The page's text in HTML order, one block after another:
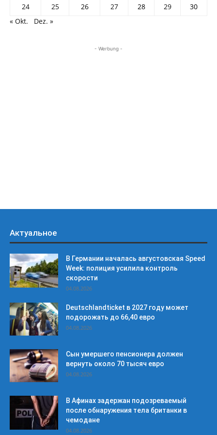
24
25 26 27 28 29
30
« Okt.
Dez. »
- Werbung -
Актуальное
В Германии началась августовская Speed
Week: полиция усилила контроль
скорости
04.08.2026
Deutschlandticket в 2027 году может
подорожать до 66,40 евро
04.08.2026
Сын умершего пенсионера должен
вернуть около 70 тысяч евро
04.08.2026
В Афинах задержан подозреваемый
после обнаружения тела британки в
чемодане
04.08.2026